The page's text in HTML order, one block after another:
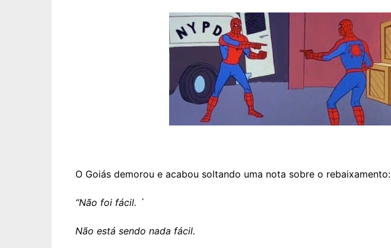
O Goiás demorou e acabou soltando uma nota sobre o rebaixamento:
“Não foi fácil. ´
Não está sendo nada fácil.